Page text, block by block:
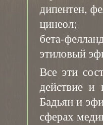
дипентен,
цинеол;
бета-
этиловый
Все эти
действие и
Бадьян и
сферах